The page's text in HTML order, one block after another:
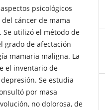
psicológicos
cáncer de mama
utilizó el método de
grado de afectación
mamaria maligna. La
el inventario de
Se estudia
por masa
no dolorosa, de